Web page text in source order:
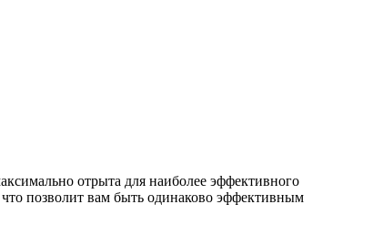
отрыта для наиболее эффективного
позволит вам быть одинаково эффективным